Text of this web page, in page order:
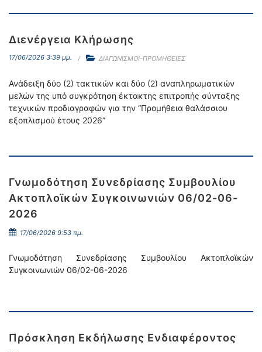
Διενέργεια Κλήρωσης
17/06/2026 3:39 μμ. ΔΙΑΓΩΝΙΣΜΟΙ-ΠΡΟΜΗΘΕΙΕΣ
Ανάδειξη δύο (2) τακτικών και δύο (2) αναπληρωματικών
μελών της υπό συγκρότηση έκτακτης επιτροπής σύνταξης
τεχνικών προδιαγραφών για την “Προμήθεια θαλάσσιου
εξοπλισμού έτους 2026”
Γνωμοδότηση Συνεδρίασης Συμβουλίου
Ακτοπλοϊκών Συγκοινωνιών 06/02-06-
2026
17/06/2026 9:53 πμ.
Γνωμοδότηση Συνεδρίασης Συμβουλίου Ακτοπλοϊκών
Συγκοινωνιών 06/02-06-2026
Πρόσκληση Εκδήλωσης Ενδιαφέροντος